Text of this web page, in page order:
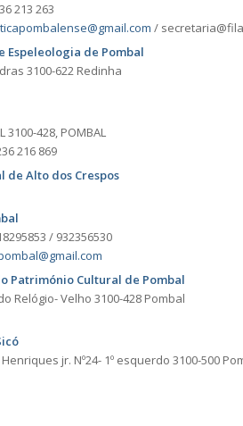
213 263
/
Espeleologia de Pombal
3100-622 Redinha
3100-428, POMBAL
216 869
de Alto dos Crespos
/ 932356530
Património Cultural de Pombal
Relógio- Velho 3100-428 Pombal
jr. Nº24- 1º esquerdo 3100-500